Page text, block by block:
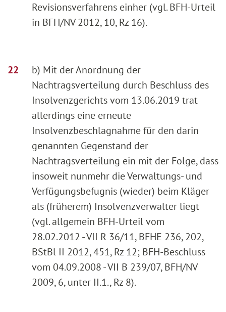
Revisionsverfahrens einher (vgl. BFH-Urteil
in BFH/NV 2012, 10, Rz 16).
b) Mit der Anordnung der
Nachtragsverteilung durch Beschluss des
Insolvenzgerichts vom 13.06.2019 trat
allerdings eine erneute
Insolvenzbeschlagnahme für den darin
genannten Gegenstand der
Nachtragsverteilung ein mit der Folge, dass
insoweit nunmehr die Verwaltungs- und
Verfügungsbefugnis (wieder) beim Kläger
als (früherem) Insolvenzverwalter liegt
(vgl. allgemein BFH-Urteil vom
28.02.2012 - VII R 36/11, BFHE 236, 202,
BStBl II 2012, 451, Rz 12; BFH-Beschluss
vom 04.09.2008 - VII B 239/07, BFH/NV
2009, 6, unter II.1., Rz 8).